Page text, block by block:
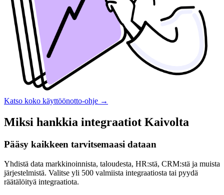
Katso koko käyttöönotto-ohje →
Miksi hankkia integraatiot Kaivolta
Pääsy kaikkeen tarvitsemaasi dataan
Yhdistä data markkinoinnista, taloudesta, HR:stä, CRM:stä ja muista
järjestelmistä. Valitse yli 500 valmiista integraatiosta tai pyydä
räätälöityä integraatiota.